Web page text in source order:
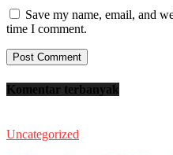
Save my name, email, and
time I comment.
Komentar terbanyak
Uncategorized